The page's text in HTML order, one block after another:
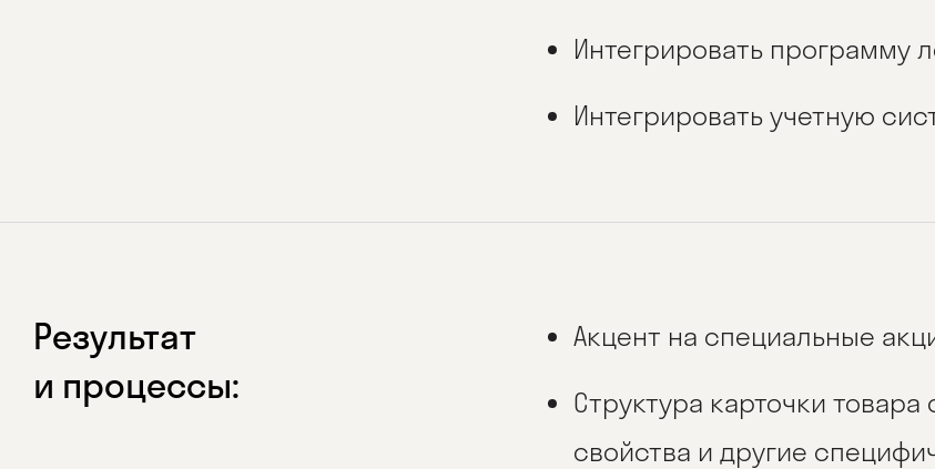
Интегрировать программу
Интегрировать учетную
Результат
и процессы:
Акцент на специальные
Структура карточки
свойства и другие